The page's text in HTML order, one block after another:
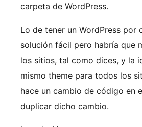
carpeta de WordPress.
Lo de tener un WordPress por
solución fácil pero habría que
los sitios, tal como dices, y la
mismo theme para todos los
hace un cambio de código en
duplicar dicho cambio.